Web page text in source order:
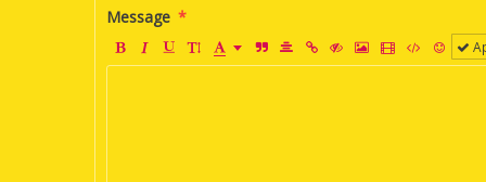
Message